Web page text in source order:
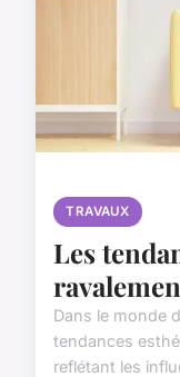
TRAVAUX
Les
Dans le monde
tendances
reflétant les